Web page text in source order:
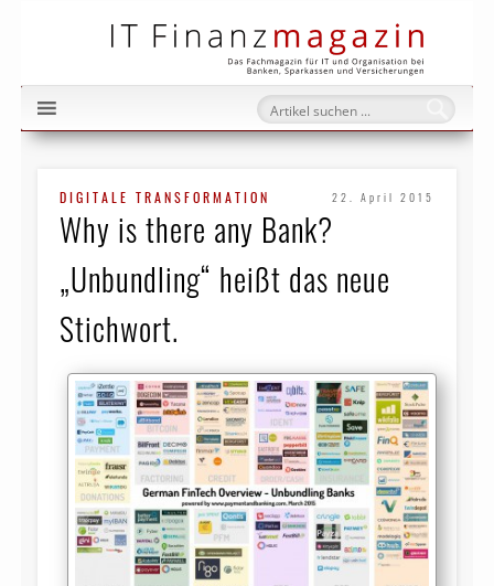
DIGITALE TRANSFORMATION 22. April 2015
Why is there any Bank?
„Unbundling“ heißt das neue
Stichwort.